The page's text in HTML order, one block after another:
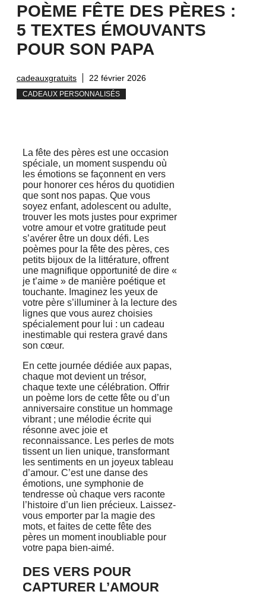
POÈME FÊTE DES PÈRES :
5 TEXTES ÉMOUVANTS
POUR SON PAPA
cadeauxgratuits 22 février 2026
CADEAUX PERSONNALISÉS
La fête des pères est une occasion
spéciale, un moment suspendu où
les émotions se façonnent en vers
pour honorer ces héros du quotidien
que sont nos papas. Que vous
soyez enfant, adolescent ou adulte,
trouver les mots justes pour exprimer
votre amour et votre gratitude peut
s’avérer être un doux défi. Les
poèmes pour la fête des pères, ces
petits bijoux de la littérature, offrent
une magnifique opportunité de dire «
je t’aime » de manière poétique et
touchante. Imaginez les yeux de
votre père s’illuminer à la lecture des
lignes que vous aurez choisies
spécialement pour lui : un cadeau
inestimable qui restera gravé dans
son cœur.
En cette journée dédiée aux papas,
chaque mot devient un trésor,
chaque texte une célébration. Offrir
un poème lors de cette fête ou d’un
anniversaire constitue un hommage
vibrant ; une mélodie écrite qui
résonne avec joie et
reconnaissance. Les perles de mots
tissent un lien unique, transformant
les sentiments en un joyeux tableau
d’amour. C’est une danse des
émotions, une symphonie de
tendresse où chaque vers raconte
l’histoire d’un lien précieux. Laissez-
vous emporter par la magie des
mots, et faites de cette fête des
pères un moment inoubliable pour
votre papa bien-aimé.
DES VERS POUR
CAPTURER L’AMOUR